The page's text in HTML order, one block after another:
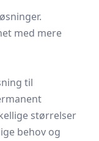
med mere
til
størrelser
behov og